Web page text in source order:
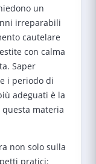
un
irreparabili
cautelare
con calma
Saper
i periodo di
adeguati è la
materia
non solo sulla
pratici: